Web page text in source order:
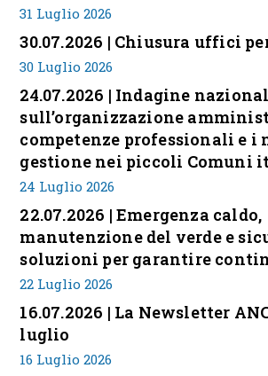
31 Luglio 2026
30.07.2026 | Chiusura uffici
30 Luglio 2026
24.07.2026 | Indagine
sull’organizzazione
competenze professionali e i
gestione nei piccoli Comuni
24 Luglio 2026
22.07.2026 | Emergenza caldo,
manutenzione del verde e
soluzioni per garantire
22 Luglio 2026
16.07.2026 | La Newsletter
luglio
16 Luglio 2026